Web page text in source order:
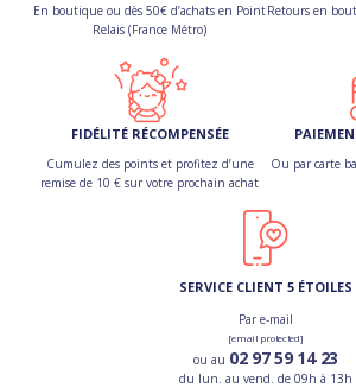
En boutique ou dès 50€ d’achats en Point
Relais (France Métro)
Retours en
FIDÉLITÉ RÉCOMPENSÉE
Cumulez des points et profitez d’une
remise de 10 € sur votre prochain achat
Ou par carte
SERVICE CLIENT 5 ÉTOILES
Par e-mail
[email protected]
ou au 02 97 59 14 23
du lun. au vend. de 09h à 13h